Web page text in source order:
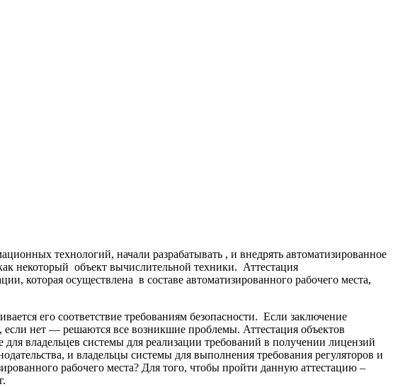
технологий, начали разрабатывать , и внедрять автоматизированное
некоторый объект вычислительной техники. Аттестация
которая осуществлена в составе автоматизированного рабочего места,
его соответствие требованиям безопасности. Если заключение
если нет — решаются все возникшие проблемы. Аттестация объектов
владельцев системы для реализации требований в получении лицензий
и владельцы системы для выполнения требования регуляторов и
рабочего места? Для того, чтобы пройти данную аттестацию –